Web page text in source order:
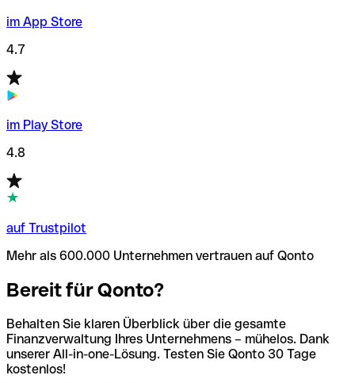
im App Store
4.7
im Play Store
4.8
auf Trustpilot
Mehr als 600.000 Unternehmen vertrauen auf Qonto
Bereit für Qonto?
Behalten Sie klaren Überblick über die gesamte
Finanzverwaltung Ihres Unternehmens – mühelos. Dank
unserer All-in-one-Lösung. Testen Sie Qonto 30 Tage
kostenlos!